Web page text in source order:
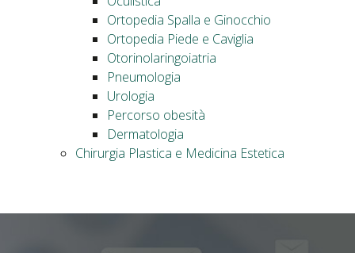
Ortopedia Spalla e Ginocchio
Ortopedia Piede e Caviglia
Otorinolaringoiatria
Pneumologia
Urologia
Percorso obesità
Dermatologia
Chirurgia Plastica e Medicina Estetica